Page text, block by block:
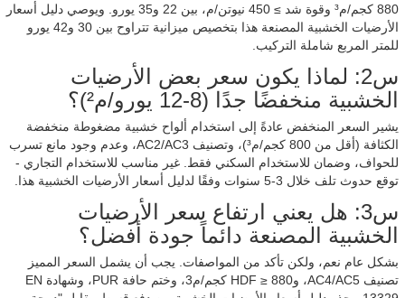
880 كجم/م³ وقوة شد ≥ 450 نيوتن/م، بين 22 و35 يورو. ويوصي دليل أسعار
الأرضيات الخشبية المصنعة هذا بتخصيص ميزانية تتراوح بين 30 و42 يورو
للمتر المربع شاملة التركيب.
س2: لماذا يكون سعر بعض الأرضيات
الخشبية منخفضًا جدًا (8-12 يورو/م²)؟
يشير السعر المنخفض عادةً إلى استخدام ألواح خشبية مضغوطة منخفضة
الكثافة (أقل من 800 كجم/م³)، وتصنيف AC2/AC3، وعدم وجود مانع تسرب
للحواف، وضمان للاستخدام السكني فقط. غير مناسب للاستخدام التجاري -
توقع حدوث تلف خلال 3-5 سنوات وفقًا لدليل أسعار الأرضيات الخشبية هذا.
س3: هل يعني ارتفاع سعر الأرضيات
الخشبية المصنعة دائماً جودة أفضل؟
بشكل عام نعم، ولكن تأكد من المواصفات. يجب أن يشمل السعر المميز
تصنيف AC4/AC5، وHDF ≥ 880 كجم/م3، وختم حافة PUR، وشهادة EN